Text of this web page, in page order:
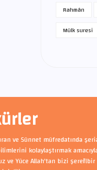
Rahmân
Mülk suresi
ve Sünnet müfredatında
kolaylaştırmak
Yüce Allah'tan bizi şerefli bir